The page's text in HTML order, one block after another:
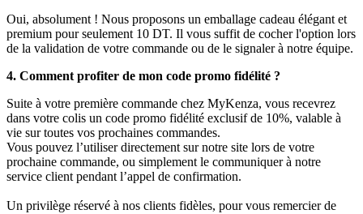
Oui, absolument ! Nous proposons un emballage cadeau élégant et
premium pour seulement 10 DT. Il vous suffit de cocher l'option lors
de la validation de votre commande ou de le signaler à notre équipe.
4. Comment profiter de mon code promo fidélité ?
Suite à votre première commande chez MyKenza, vous recevrez
dans votre colis un code promo fidélité exclusif de 10%, valable à
vie sur toutes vos prochaines commandes.
Vous pouvez l’utiliser directement sur notre site lors de votre
prochaine commande, ou simplement le communiquer à notre
service client pendant l’appel de confirmation.
Un privilège réservé à nos clients fidèles, pour vous remercier de